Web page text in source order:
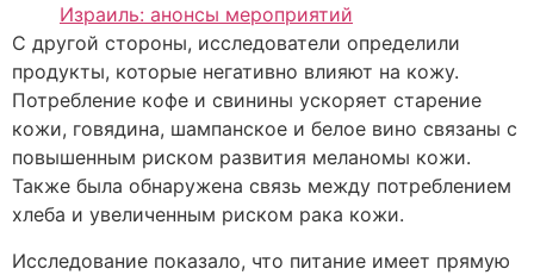
Израиль: анонсы мероприятий
С другой стороны, исследователи определили
продукты, которые негативно влияют на кожу.
Потребление кофе и свинины ускоряет старение
кожи, говядина, шампанское и белое вино связаны с
повышенным риском развития меланомы кожи.
Также была обнаружена связь между потреблением
хлеба и увеличенным риском рака кожи.
Исследование показало, что питание имеет прямую